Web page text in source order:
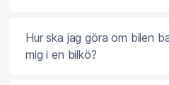
Hur ska jag göra om bilen
mig i en bilkö?